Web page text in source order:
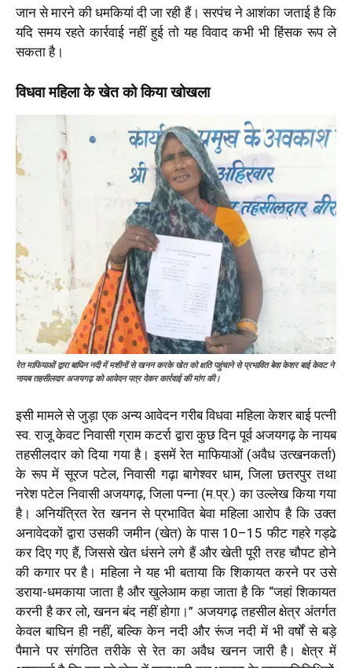
जान से मारने की धमकियां दी जा रही हैं। सरपंच ने आशंका जताई है कि
यदि समय रहते कार्रवाई नहीं हुई तो यह विवाद कभी भी हिंसक रूप ले
सकता है।
विधवा महिला के खेत को किया खोखला
रेत माफियाओं द्वारा बाघिन नदी में मशीनों से खनन करके खेत को क्षति पहुंचाने से प्रभावित बेवा केशर बाई केवट ने
नायब तहसीलदार अजयगढ़ को आवेदन पत्र देकर कार्रवाई की मांग की।
इसी मामले से जुड़ा एक अन्य आवेदन गरीब विधवा महिला केशर बाई पत्नी
स्व. राजू केवट निवासी ग्राम कटर्रा द्वारा कुछ दिन पूर्व अजयगढ़ के नायब
तहसीलदार को दिया गया है। इसमें रेत माफियाओं (अवैध उत्खनकर्ता)
के रूप में सूरज पटेल, निवासी गढ़ा बागेश्वर धाम, जिला छतरपुर तथा
नरेश पटेल निवासी अजयगढ़, जिला पन्ना (म.प्र.) का उल्लेख किया गया
है। अनियंत्रित रेत खनन से प्रभावित बेवा महिला आरोप है कि उक्त
अनावेदकों द्वारा उसकी जमीन (खेत) के पास 10–15 फीट गहरे गड्ढे
कर दिए गए हैं, जिससे खेत धंसने लगे हैं और खेती पूरी तरह चौपट होने
की कगार पर है। महिला ने यह भी बताया कि शिकायत करने पर उसे
डराया-धमकाया जाता है और खुलेआम कहा जाता है कि “जहां शिकायत
करनी है कर लो, खनन बंद नहीं होगा।” अजयगढ़ तहसील क्षेत्र अंतर्गत
केवल बाघिन ही नहीं, बल्कि केन नदी और रूंज नदी में भी वर्षों से बड़े
पैमाने पर संगठित तरीके से रेत का अवैध खनन जारी है। क्षेत्र में